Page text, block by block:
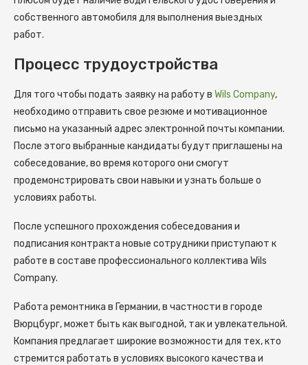
собственного автомобиля для выполнения выездных
работ.
Процесс трудоустройства
Для того чтобы подать заявку на работу в Wils Company,
необходимо отправить свое резюме и мотивационное
письмо на указанный адрес электронной почты компании.
После этого выбранные кандидаты будут приглашены на
собеседование, во время которого они смогут
продемонстрировать свои навыки и узнать больше о
условиях работы.
После успешного прохождения собеседования и
подписания контракта новые сотрудники приступают к
работе в составе профессионального коллектива Wils
Company.
Работа ремонтника в Германии, в частности в городе
Вюрцбург, может быть как выгодной, так и увлекательной.
Компания предлагает широкие возможности для тех, кто
стремится работать в условиях высокого качества и